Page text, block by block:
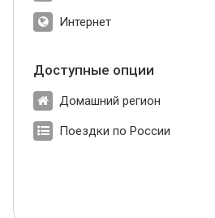
Интернет
Доступные опции
Домашний регион
Поездки по России